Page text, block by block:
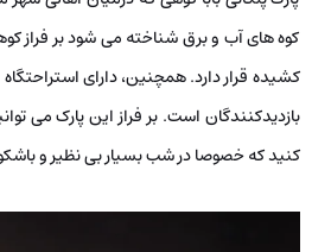
کوه های آب و برق شناخته می شود بر فراز
کشیده قرار دارد. همچنین، دارای
بازدیدکنندگان است. بر فراز این پارک می­
کنید که خصوصا در شب بسیار بی نظیر و